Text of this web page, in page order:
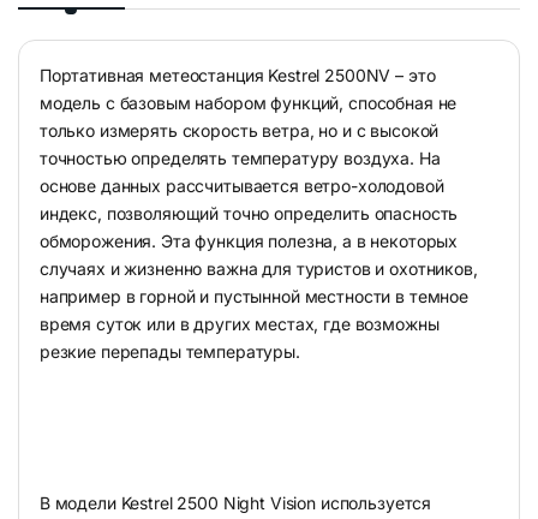
Портативная метеостанция Kestrel 2500NV – это
модель с базовым набором функций, способная не
только измерять скорость ветра, но и с высокой
точностью определять температуру воздуха. На
основе данных рассчитывается ветро-холодовой
индекс, позволяющий точно определить опасность
обморожения. Эта функция полезна, а в некоторых
случаях и жизненно важна для туристов и охотников,
например в горной и пустынной местности в темное
время суток или в других местах, где возможны
резкие перепады температуры.
В модели Kestrel 2500 Night Vision используется